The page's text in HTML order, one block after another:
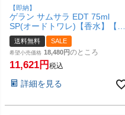
【即納】
ゲラン サムサラ EDT 75ml
SP(オードトワレ)【香水】【宅
配便送料無料】 (6060877)
送料無料 SALE
希望小売価格 18,480 のところ
11,621 税込
詳細を見る